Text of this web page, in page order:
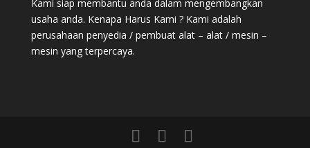
Kami siap membantu anda dalam mengembangkan
usaha anda. Kenapa Harus Kami ? Kami adalah
perusahaan penyedia / pembuat alat – alat / mesin –
mesin yang terpercaya.